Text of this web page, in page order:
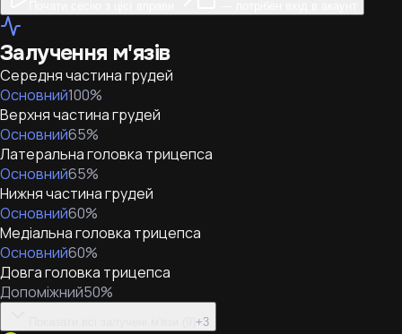
Залучення м'язів
Середня частина грудей
Основний100%
Верхня частина грудей
Основний65%
Латеральна головка трицепса
Основний65%
Нижня частина грудей
Основний60%
Медіальна головка трицепса
Основний60%
Довга головка трицепса
Допоміжний50%
+3